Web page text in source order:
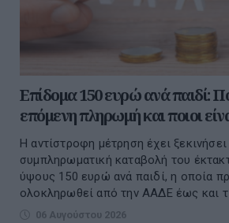
Επίδομα 150 ευρώ ανά παιδί:
επόμενη πληρωμή και ποιοι
Η αντίστροφη μέτρηση έχει ξεκινήσει
συμπληρωματική καταβολή του
ύψους 150 ευρώ ανά παιδί, η οποία
ολοκληρωθεί από την ΑΑΔΕ έως και
06 Αυγούστου 2026